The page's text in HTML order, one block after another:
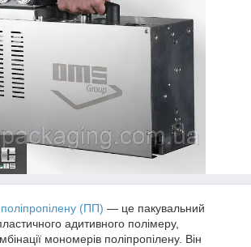
поліпропілену (ПП) — це пакувальний
адитивного полімеру,
мономерів поліпропілену. Він